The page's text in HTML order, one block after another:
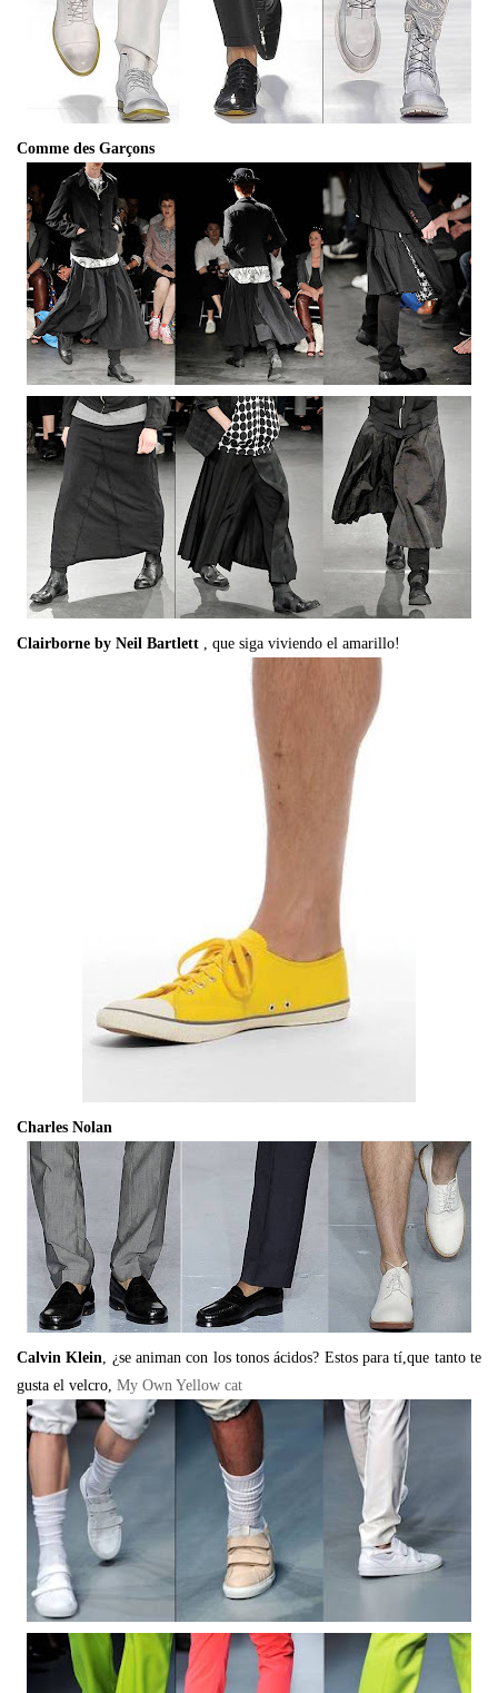
Comme des Garçons
Clairborne by Neil Bartlett , que siga viviendo el amarillo!
Charles Nolan
Calvin Klein , ¿se animan con los tonos ácidos? Estos para tí,que tanto te
gusta el velcro, My Own Yellow cat